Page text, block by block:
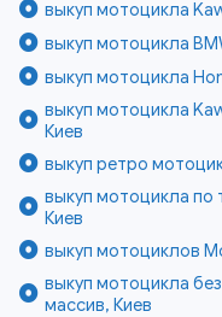
выкуп мотоцикла
выкуп мотоцикла
выкуп мотоцикла
выкуп мотоцикла
Киев
выкуп ретро
выкуп мотоцикла по
Киев
выкуп мотоциклов
выкуп мотоцикла
массив, Киев